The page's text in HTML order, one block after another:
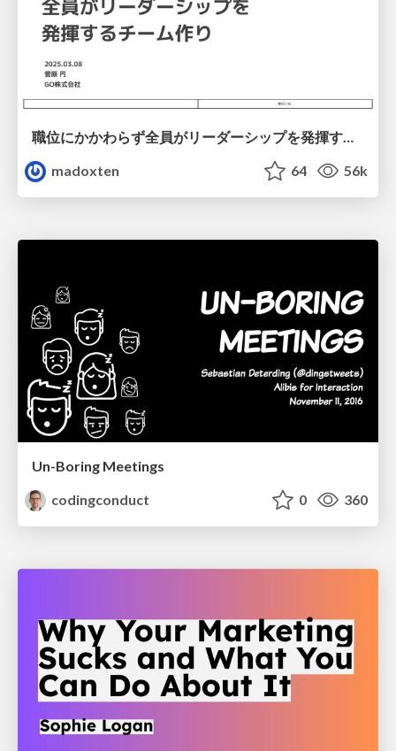
職位にかかわらず全員がリーダーシップを発揮するチーム作り / Building a team where everyone can demonstrate leadership regardless of position
madoxten
64 56k
Un-Boring Meetings
codingconduct
0 360